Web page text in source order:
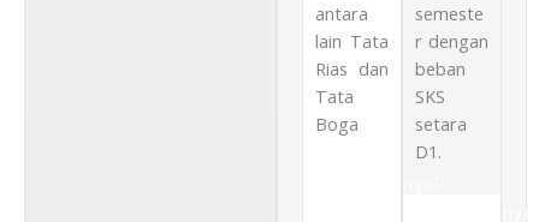
antara
lain Tata
Rias dan
Tata
Boga
semeste
r dengan
beban
SKS
setara
D1.